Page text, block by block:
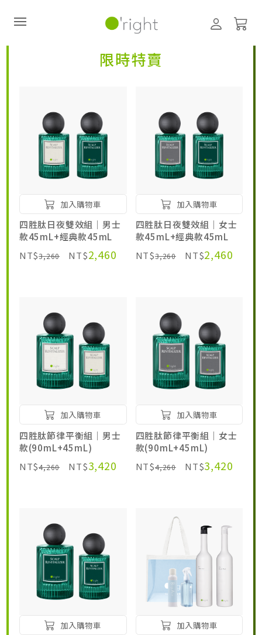
最新活動
零碳禮盒
經典咖啡因系列
髮絲養護
臉部保養
美體保養
髮絲養護
限時特賣
加入購物車
四胜肽日夜雙效組｜男士
款45mL+經典款45mL
NT$3,260 NT$2,460
加入購物車
四胜肽日夜雙效組｜女士
款45mL+經典款45mL
NT$3,260 NT$2,460
加入購物車
四胜肽節律平衡組｜男士
款(90mL+45mL)
NT$4,260 NT$3,420
加入購物車
四胜肽節律平衡組｜女士
款(90mL+45mL)
NT$4,260 NT$3,420
加入購物車 加入購物車